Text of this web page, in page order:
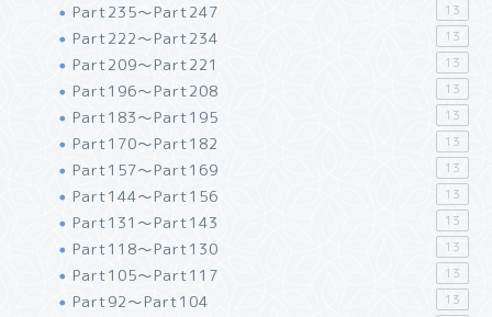
Part235～Part247 13
Part222～Part234 13
Part209～Part221 13
Part196～Part208 13
Part183～Part195 13
Part170～Part182 13
Part157～Part169 13
Part144～Part156 13
Part131～Part143 13
Part118～Part130 13
Part105～Part117 13
Part92～Part104 13